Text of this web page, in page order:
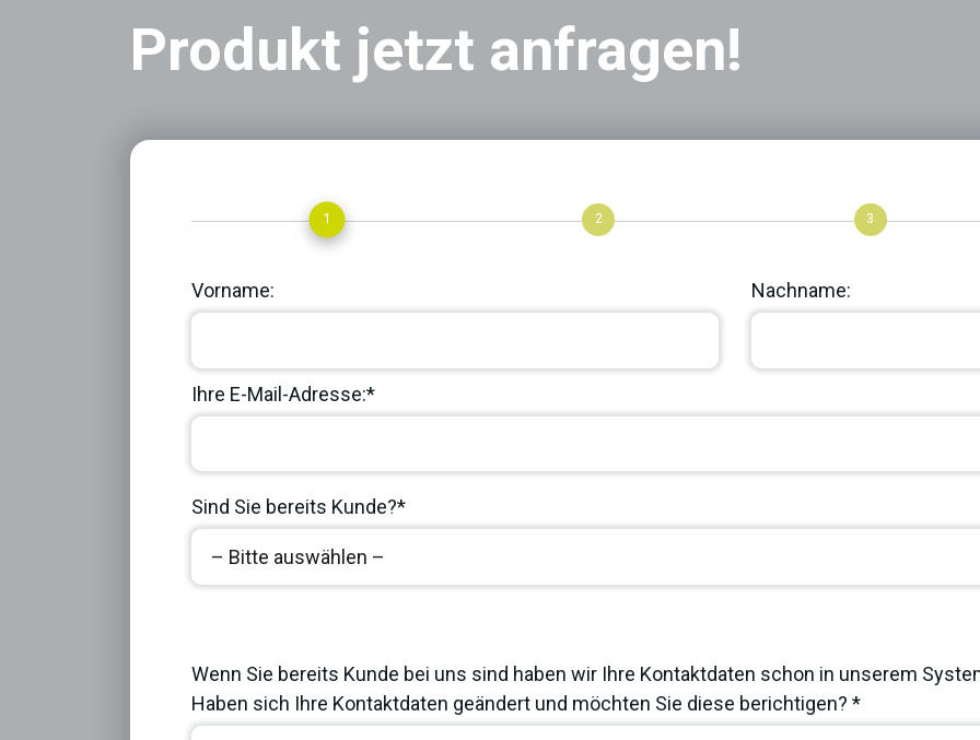
Produkt jetzt anfragen!
1 2 3
Vorname: Nachname:
Ihre E-Mail-Adresse:*
Sind Sie bereits Kunde?*
Wenn Sie bereits Kunde bei uns sind haben wir Ihre Kontaktdaten schon in unserem
Haben sich Ihre Kontaktdaten geändert und möchten Sie diese berichtigen? *